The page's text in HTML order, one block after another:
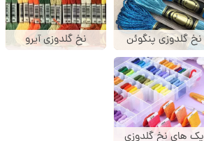
نخ گلدوزی پنگوئن نخ گلدوزی آیرو
پک های نخ گلدوزی